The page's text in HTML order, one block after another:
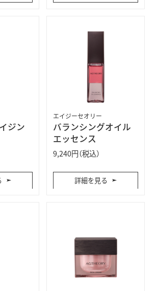
ジン
エイジーセオリー
バランシングオイル
エッセンス
9,240円（税込）
詳細を見る